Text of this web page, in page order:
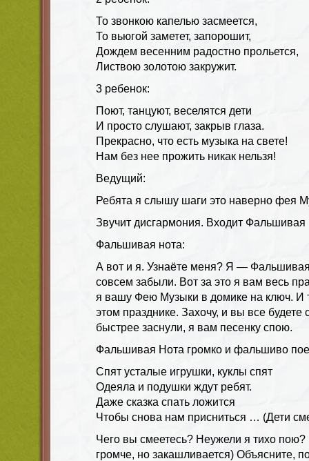
То звонкою капелью засмеется,
То вьюгой заметет, запорошит,
Дождем весенним радостно прольется,
Листвою золотою закружит.
3 ребенок:
Поют, танцуют, веселятся дети
И просто слушают, закрыв глаза.
Прекрасно, что есть музыка на свете!
Нам без нее прожить никак нельзя!
Ведущий:
Ребята я слышу шаги это наверно фея
Звучит дисгармония. Входит Фальшивая
Фальшивая нота:
А вот и я. Узнаёте меня? Я —
совсем забыли. Вот за это я вам весь
я вашу Фею Музыки в домике на ключ. И
этом празднике. Захочу, и вы все
быстрее заснули, я вам песенку спою.
Фальшивая Нота громко и фальшиво
Спят усталые игрушки, куклы спят
Одеяла и подушки ждут ребят.
Даже сказка спать ложится
Чтобы снова нам присниться … (Дети
Чего вы смеетесь? Неужели я тихо
громче, но закашливается) Объясните,